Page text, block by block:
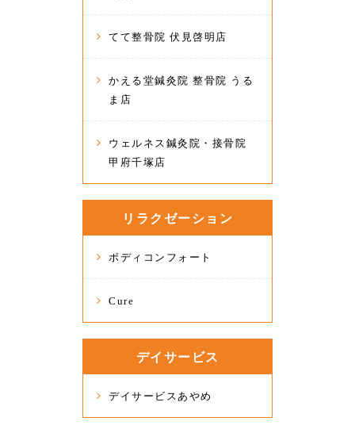
てて整骨院 伏見啓明店
かえる堂鍼灸院 整骨院 うる
ま店
ウェルネス鍼灸院・接骨院
甲府千塚店
リラクゼーション
ボディコンフォート
Cure
デイサービス
デイサービスあやめ